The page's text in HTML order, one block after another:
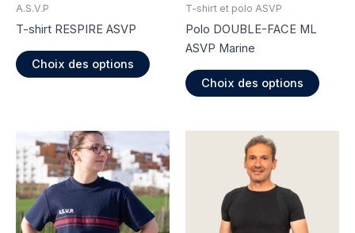
A.S.V.P
T-shirt RESPIRE ASVP
Choix des options
produit
variations.
Les
options
peuvent
être
choisies
T-shirt et polo ASVP
Polo DOUBLE-FACE ML
ASVP Marine
Choix des options